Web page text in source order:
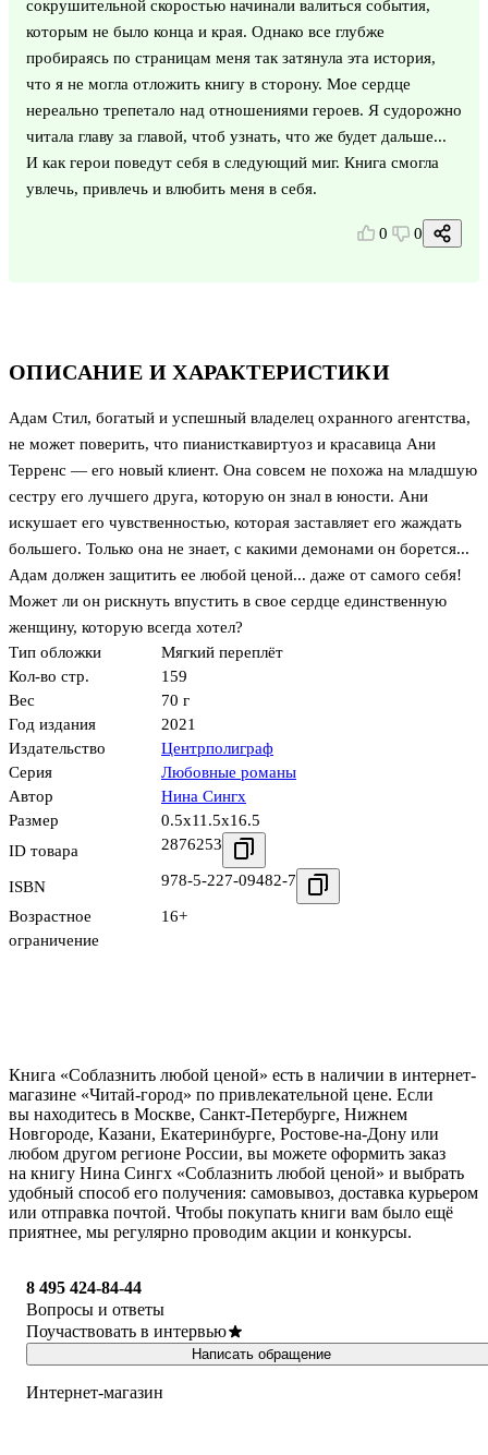
ОПИСАНИЕ И ХАРАКТЕРИСТИКИ
Адам Стил, богатый и успешный владелец охранного агентства,
не может поверить, что пианистка­виртуоз и красавица Ани
Терренс — его новый клиент. Она совсем не похожа на младшую
сестру его лучшего друга, которую он знал в юности. Ани
искушает его чувственностью, которая заставляет его жаждать
большего. Только она не знает, с какими демонами он борется...
Адам должен защитить ее любой ценой... даже от самого себя!
Может ли он рискнуть впустить в свое сердце единственную
женщину, которую всегда хотел?
Тип обложки
Мягкий переплёт
Кол-во стр.
159
Вес
70 г
Год издания
2021
Издательство
Центрполиграф
Серия
Любовные романы
Автор
Нина Сингх
Размер
0.5x11.5x16.5
ID товара
2876253
ISBN 978-5-227-09482-7
Возрастное
ограничение
16+
сокрушительной скоростью начинали валиться события,
которым не было конца и края. Однако все глубже
пробираясь по страницам меня так затянула эта история,
что я не могла отложить книгу в сторону. Мое сердце
нереально трепетало над отношениями героев. Я судорожно
читала главу за главой, чтоб узнать, что же будет дальше...
И как герои поведут себя в следующий миг. Книга смогла
увлечь, привлечь и влюбить меня в себя.
0 0
Книга «Соблазнить любой ценой» есть в наличии в интернет-
магазине «Читай-город» по привлекательной цене. Если
вы находитесь в Москве, Санкт-Петербурге, Нижнем
Новгороде, Казани, Екатеринбурге, Ростове-на-Дону или
любом другом регионе России, вы можете оформить заказ
на книгу Нина Сингх «Соблазнить любой ценой» и выбрать
удобный способ его получения: самовывоз, доставка курьером
или отправка почтой. Чтобы покупать книги вам было ещё
приятнее, мы регулярно проводим акции и конкурсы.
8 495 424-84-44
Вопросы и ответы
Поучаствовать в интервью
Написать обращение
Интернет-магазин